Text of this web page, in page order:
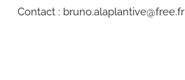
Contact : bruno.alaplantive@free.fr